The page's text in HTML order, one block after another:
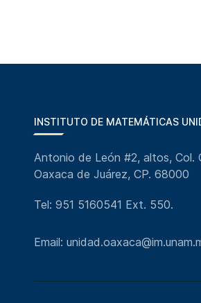
INSTITUTO DE MATEMÁTICAS
Antonio de León #2, altos, Col.
Oaxaca de Juárez, CP. 68000
Tel: 951 5160541 Ext. 550.
Email: